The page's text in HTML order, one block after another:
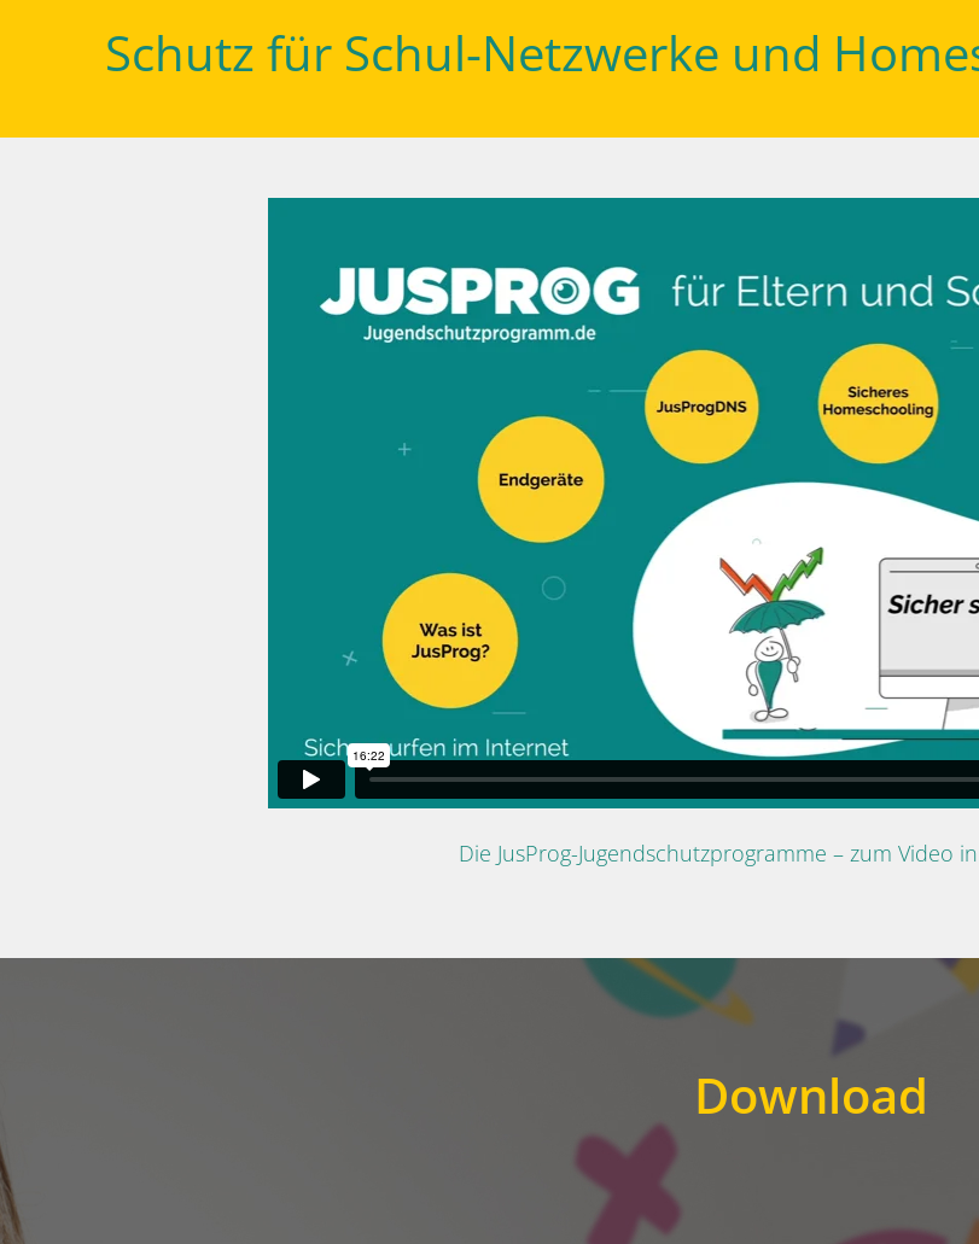
Schutz für Schul-Netzwerke und
Die JusProg-Jugendschutzprogramme – zum Video
Download